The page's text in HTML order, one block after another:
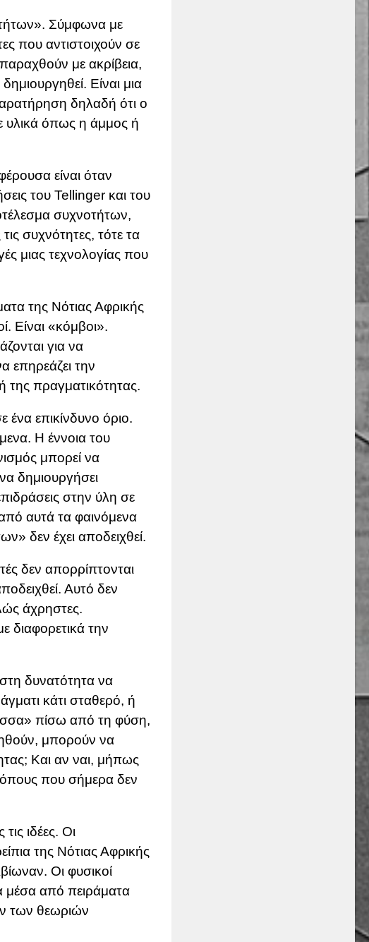
Σύμφωνα με
που αντιστοιχούν σε
με ακρίβεια,
Είναι μια
δηλαδή ότι ο
υλικά όπως η άμμος ή
είναι όταν
του Tellinger και του
συχνοτήτων,
συχνότητες, τότε τα
μιας τεχνολογίας που
της Νότιας Αφρικής
Είναι «κόμβοι».
για να
επηρεάζει την
της πραγματικότητας.
ένα επικίνδυνο όριο.
Η έννοια του
μπορεί να
δημιουργήσει
στην ύλη σε
αυτά τα φαινόμενα
δεν έχει αποδειχθεί.
δεν απορρίπτονται
Αυτό δεν
άχρηστες.
διαφορετικά την
δυνατότητα να
κάτι σταθερό, ή
πίσω από τη φύση,
μπορούν να
Και αν ναι, μήπως
που σήμερα δεν
ιδέες. Οι
της Νότιας Αφρικής
Οι φυσικοί
μέσα από πειράματα
των θεωριών